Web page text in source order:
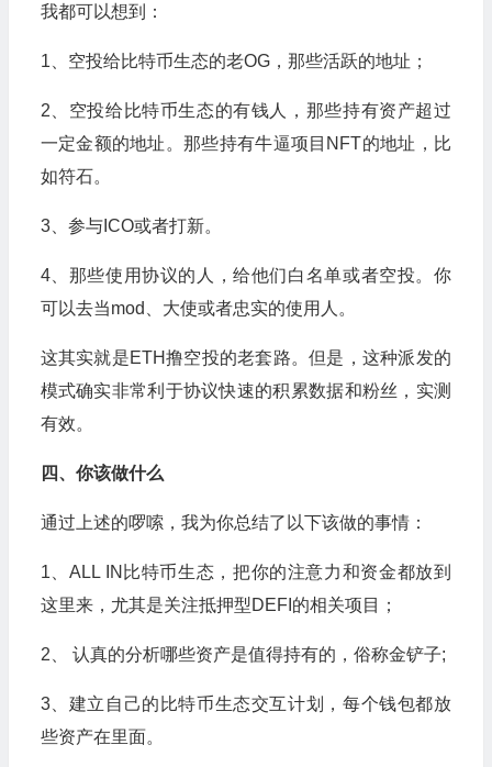
我都可以想到：
1、空投给比特币生态的老OG，那些活跃的地址；
2、空投给比特币生态的有钱人，那些持有资产超过
一定金额的地址。那些持有牛逼项目NFT的地址，比
如符石。
3、参与ICO或者打新。
4、那些使用协议的人，给他们白名单或者空投。你
可以去当mod、大使或者忠实的使用人。
这其实就是ETH撸空投的老套路。但是，这种派发的
模式确实非常利于协议快速的积累数据和粉丝，实测
有效。
四、你该做什么
通过上述的啰嗦，我为你总结了以下该做的事情：
1、ALL IN比特币生态，把你的注意力和资金都放到
这里来，尤其是关注抵押型DEFI的相关项目；
2、 认真的分析哪些资产是值得持有的，俗称金铲子;
3、建立自己的比特币生态交互计划，每个钱包都放
些资产在里面。